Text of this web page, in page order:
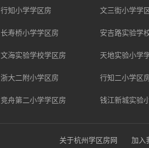
行知小学学区房 文三街小学学
长寿桥小学学区房 安吉路实验学
文海实验学校学区房 天地实验小学
浙大二附小学区房 行知二小学区
竞舟第二小学学区房 钱江新城实验
关于杭州学区房网 加入